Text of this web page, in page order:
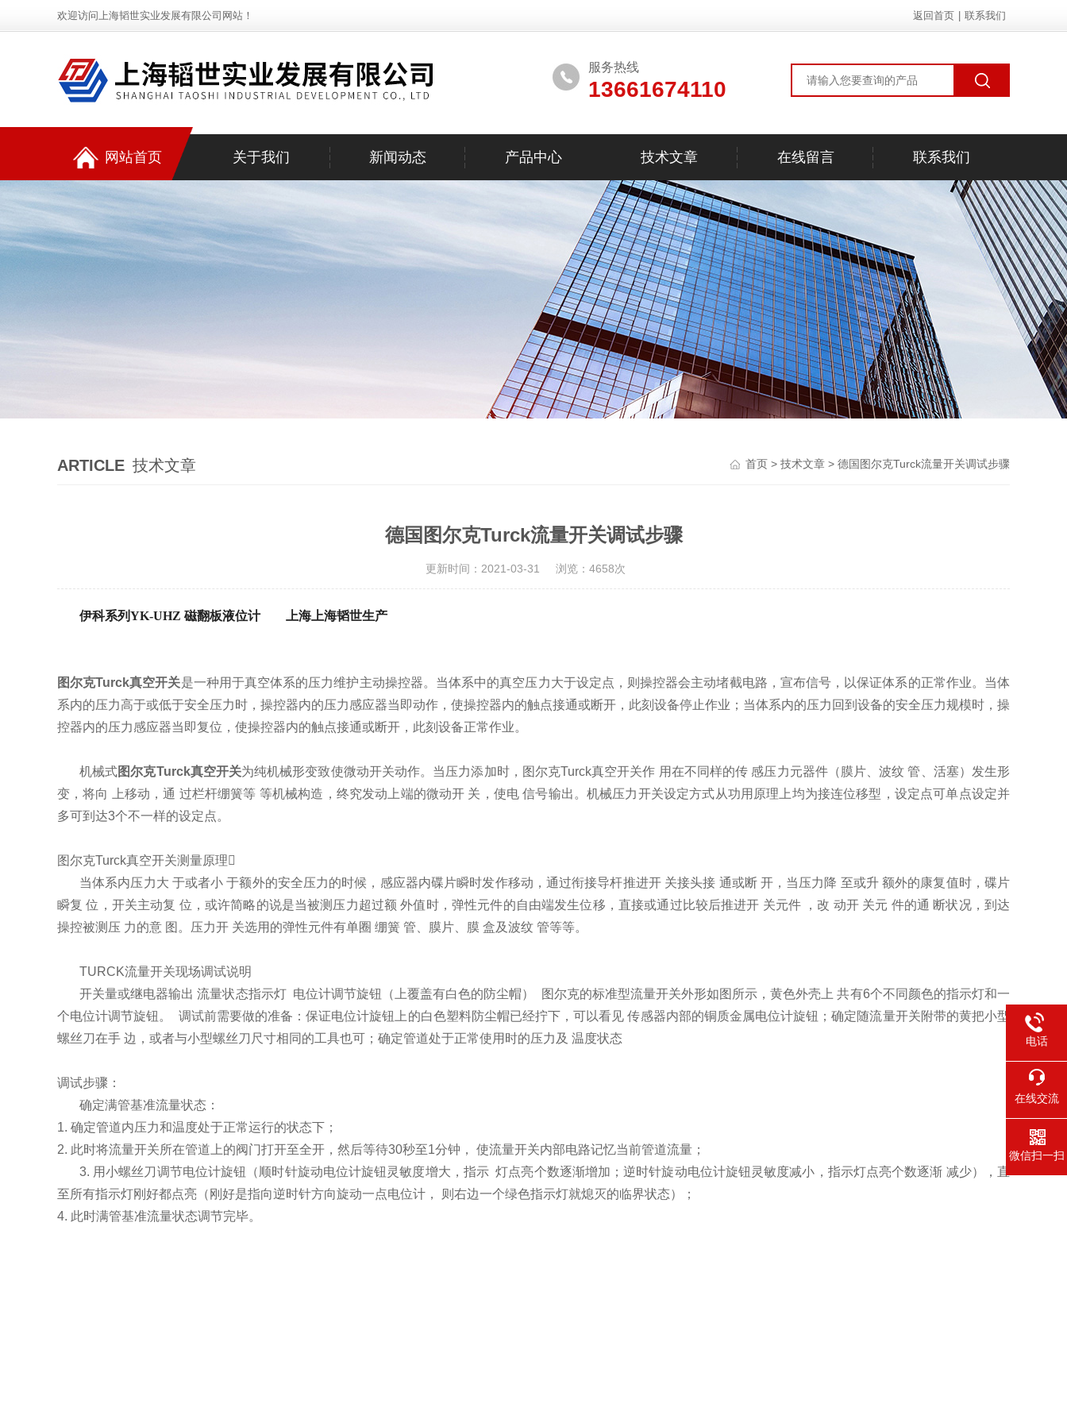
欢迎访问上海韬世实业发展有限公司网站！ 返回首页 联系我们
服务热线
13661674110
网站首页 关于我们 新闻动态 产品中心 技术文章 在线留言 联系我们
ARTICLE 技术文章 首页 > 技术文章 > 德国图尔克Turck流量开关调试步骤
德国图尔克Turck流量开关调试步骤
更新时间：2021-03-31 浏览：4658次
伊科系列YK-UHZ 磁翻板液位计 上海上海韬世生产
图尔克Turck真空开关是一种用于真空体系的压力维护主动操控器。当体系中的真空压力大于设定点，则操控器会主动堵截电路，宣布信号，以保证体系的正常作业。当体
系内的压力高于或低于安全压力时，操控器内的压力感应器当即动作，使操控器内的触点接通或断开，此刻设备停止作业；当体系内的压力回到设备的安全压力规模时，操
控器内的压力感应器当即复位，使操控器内的触点接通或断开，此刻设备正常作业。
机械式图尔克Turck真空开关为纯机械形变致使微动开关动作。当压力添加时，图尔克Turck真空开关作 用在不同样的传 感压力元器件（膜片、波纹 管、活塞）发生形
变，将向 上移动，通 过栏杆绷簧等 等机械构造，终究发动上端的微动开 关，使电 信号输出。机械压力开关设定方式从功用原理上均为接连位移型，设定点可单点设定并
多可到达3个不一样的设定点。
图尔克Turck真空开关测量原理
当体系内压力大 于或者小 于额外的安全压力的时候，感应器内碟片瞬时发作移动，通过衔接导杆推进开 关接头接 通或断 开，当压力降 至或升 额外的康复值时，碟片
瞬复 位，开关主动复 位，或许简略的说是当被测压力超过额 外值时，弹性元件的自由端发生位移，直接或通过比较后推进开 关元件 ，改 动开 关元 件的通 断状况，到达
操控被测压 力的意 图。压力开 关选用的弹性元件有单圈 绷簧 管、膜片、膜 盒及波纹 管等等。
TURCK流量开关现场调试说明
开关量或继电器输出 流量状态指示灯 电位计调节旋钮（上覆盖有白色的防尘帽） 图尔克的标准型流量开关外形如图所示，黄色外壳上 共有6个不同颜色的指示灯和一
个电位计调节旋钮。 调试前需要做的准备：保证电位计旋钮上的白色塑料防尘帽已经拧下，可以看见 传感器内部的铜质金属电位计旋钮；确定随流量开关附带的黄把小型
螺丝刀在手 边，或者与小型螺丝刀尺寸相同的工具也可；确定管道处于正常使用时的压力及 温度状态
调试步骤：
确定满管基准流量状态：
1. 确定管道内压力和温度处于正常运行的状态下；
2. 此时将流量开关所在管道上的阀门打开至全开，然后等待30秒至1分钟， 使流量开关内部电路记忆当前管道流量；
3. 用小螺丝刀调节电位计旋钮（顺时针旋动电位计旋钮灵敏度增大，指示 灯点亮个数逐渐增加；逆时针旋动电位计旋钮灵敏度减小，指示灯点亮个数逐渐 减少），直
至所有指示灯刚好都点亮（刚好是指向逆时针方向旋动一点电位计， 则右边一个绿色指示灯就熄灭的临界状态）；
4. 此时满管基准流量状态调节完毕。
电话
在线交流
微信扫一扫